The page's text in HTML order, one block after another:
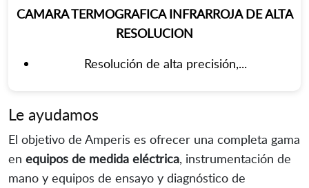
CAMARA TERMOGRAFICA INFRARROJA DE ALTA
RESOLUCION
Resolución de alta precisión,...
Le ayudamos
El objetivo de Amperis es ofrecer una completa gama
en equipos de medida eléctrica, instrumentación de
mano y equipos de ensayo y diagnóstico de